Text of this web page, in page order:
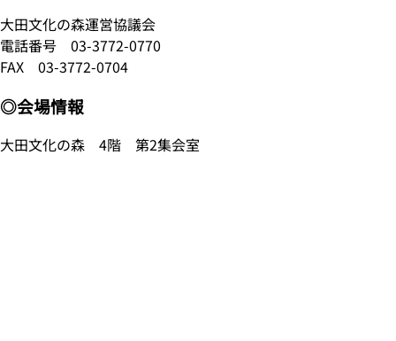
大田文化の森運営協議会
電話番号 03-3772-0770
FAX 03-3772-0704
◎会場情報
大田文化の森 4階 第2集会室